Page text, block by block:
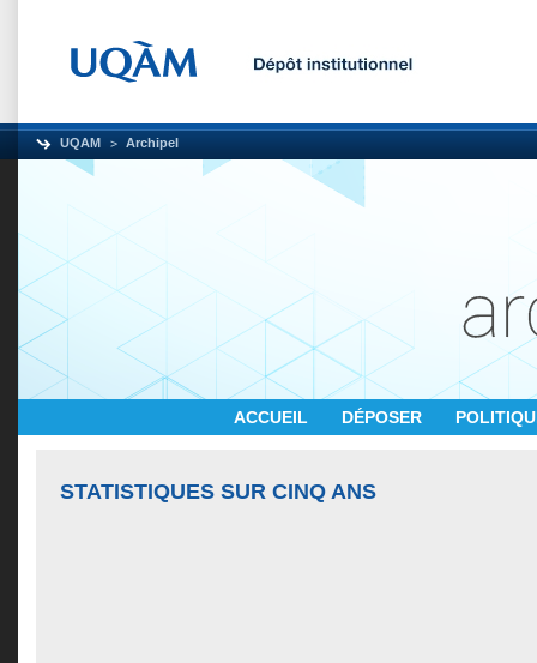
UQAM Archipel
ACCUEIL DÉPOSER
STATISTIQUES SUR CINQ ANS